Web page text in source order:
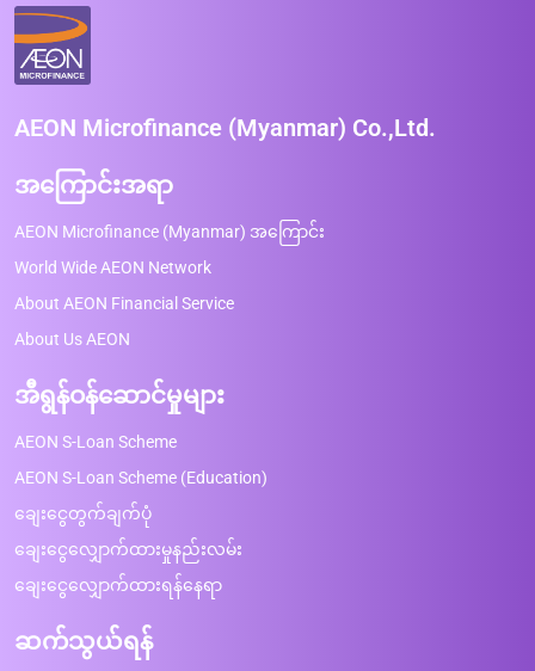
AEON Microfinance (Myanmar) Co.,Ltd.
အကြောင်းအရာ
AEON Microfinance (Myanmar) အကြောင်း
World Wide AEON Network
About AEON Financial Service
About Us AEON
အီရွန်ဝန်ဆောင်မှုများ
AEON S-Loan Scheme
AEON S-Loan Scheme (Education)
ချေးငွေတွက်ချက်ပုံ
ချေးငွေလျှောက်ထားမှုနည်းလမ်း
ချေးငွေလျှောက်ထားရန်နေရာ
ဆက်သွယ်ရန်